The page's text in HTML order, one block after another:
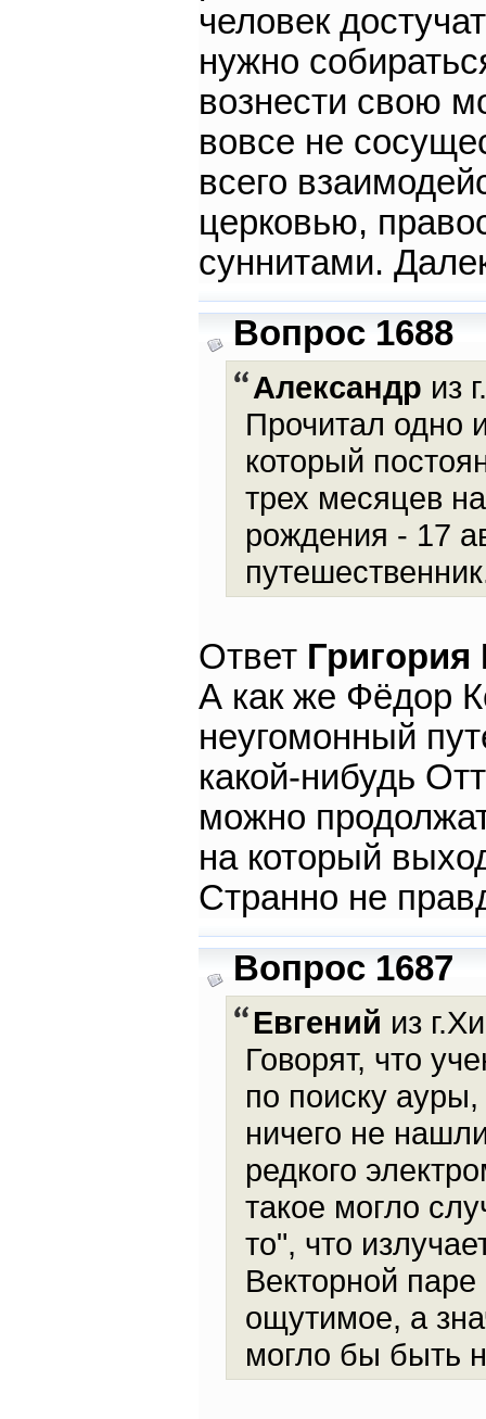
человек
нужно
вознести свою
вовсе не
всего
церковью,
суннитами.
Вопрос 1688
Александр из
Прочитал одно
который
трех месяцев
рождения - 17
Ответ
А как же Фёдор
неугомонный
какой-нибудь
можно
на который
Странно не
Вопрос 1687
Евгений из
Говорят, что
по поиску
ничего не
редкого
такое могло
то", что
Векторной
ощутимое, а
могло бы быть